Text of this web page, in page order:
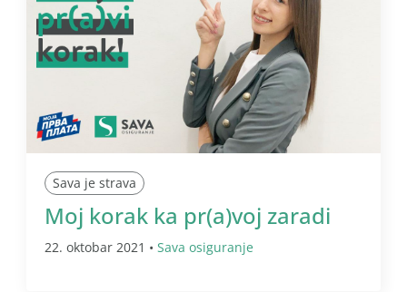
Sava je strava
Moj korak ka pr(a)voj zaradi
22. oktobar 2021 • Sava osiguranje